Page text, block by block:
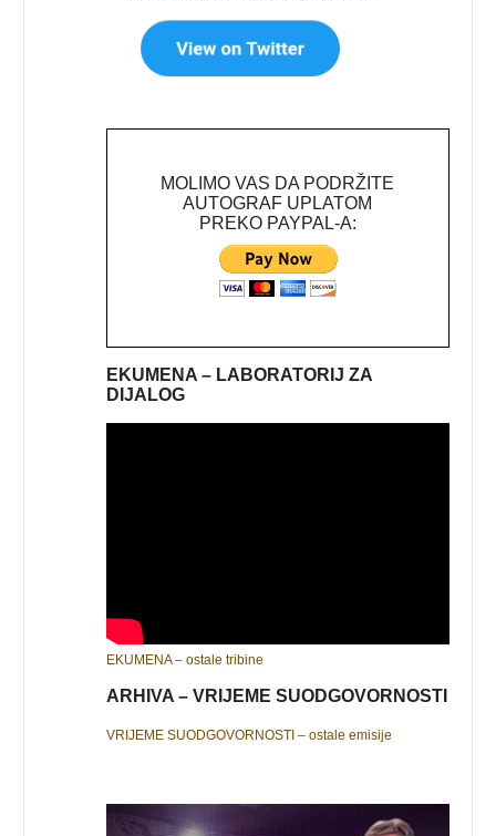
MOLIMO VAS DA PODRŽITE
AUTOGRAF UPLATOM
PREKO PAYPAL-A:
EKUMENA – LABORATORIJ ZA
DIJALOG
EKUMENA – ostale tribine
ARHIVA – VRIJEME SUODGOVORNOSTI
VRIJEME SUODGOVORNOSTI – ostale emisije